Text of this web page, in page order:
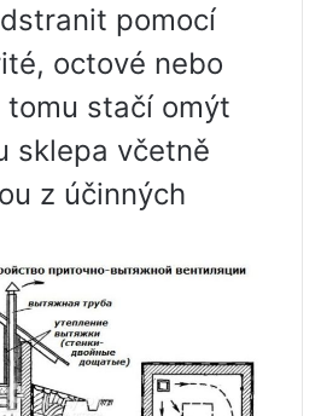
pomocí
octové nebo
tomu stačí omýt
sklepa včetně
z účinných